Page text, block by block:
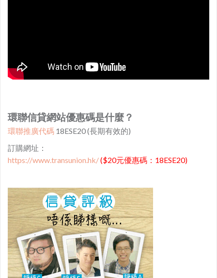
環聯信貸網站優惠碼是什麼？
環聯推廣代碼 18ESE20 (長期有效的)
訂購網址：
https://www.transunion.hk/($20元優惠碼：18ESE20)